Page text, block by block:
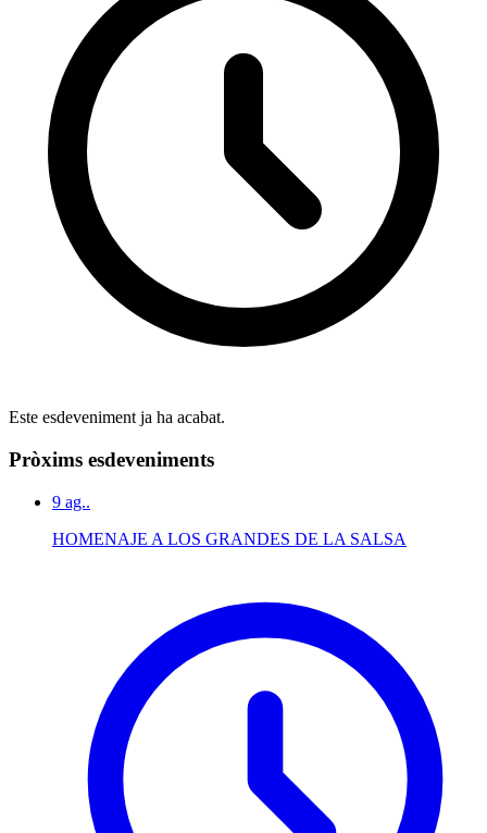
Este esdeveniment ja ha acabat.
Pròxims esdeveniments
9 ag..
HOMENAJE A LOS GRANDES DE LA SALSA